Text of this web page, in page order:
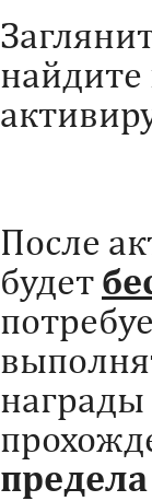
найдите
После
будет
награды